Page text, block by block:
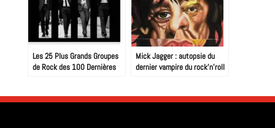
Les 25 Plus Grands Groupes
de Rock des 100 Dernières
Mick Jagger : autopsie du
dernier vampire du rock’n’roll